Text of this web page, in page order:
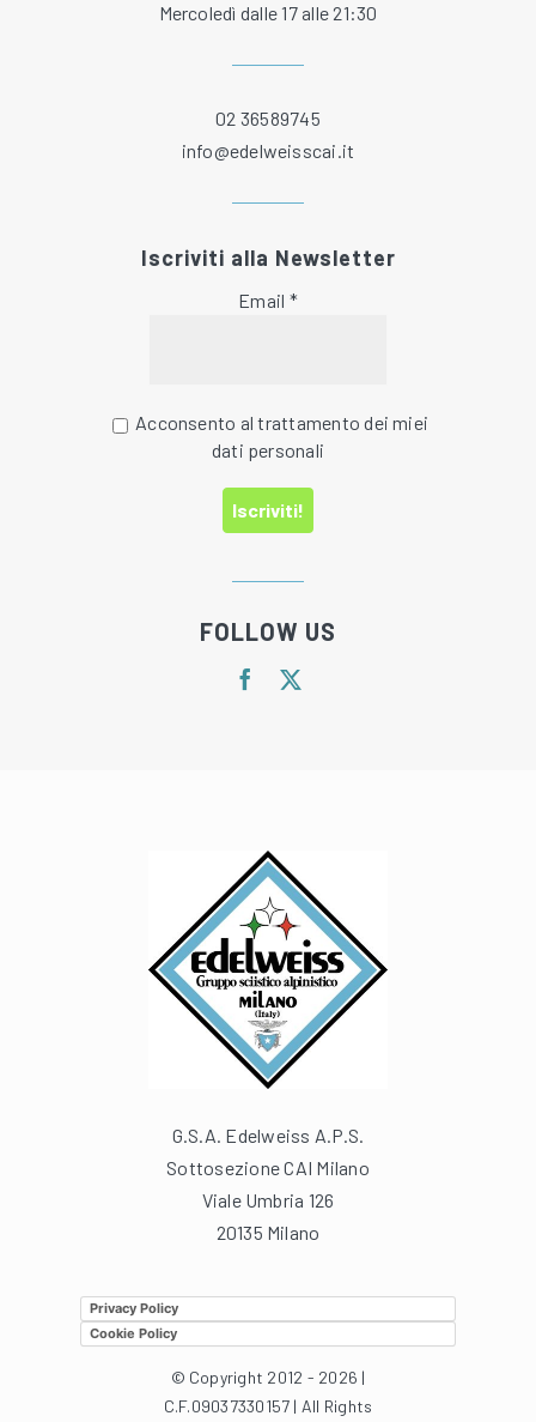
Mercoledì dalle 17 alle 21:30
02 36589745
info@edelweisscai.it
Iscriviti alla Newsletter
Email *
Acconsento al trattamento dei miei
dati personali
FOLLOW US
G.S.A. Edelweiss A.P.S.
Sottosezione CAI Milano
Viale Umbria 126
20135 Milano
Privacy Policy
Cookie Policy
© Copyright 2012 - 2026 |
C.F.09037330157 | All Rights